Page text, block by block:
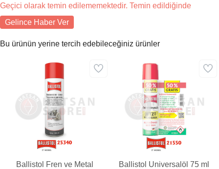
Geçici olarak temin edilememektedir. Temin edildiğinde
Gelince Haber Ver
Bu ürünün yerine tercih edebileceğiniz ürünler
Ballistol Fren ve Metal
Ballistol Universalöl 75 ml